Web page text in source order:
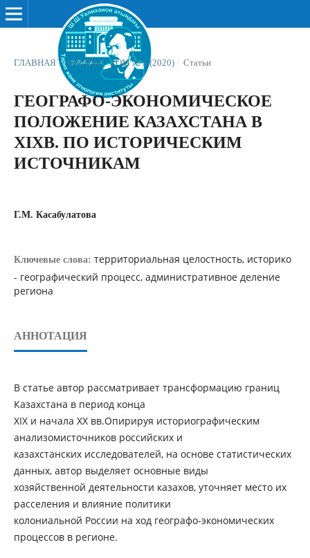
ГЛАВНАЯ / АРХИВЫ / ТОМ № 2 (2020) / Статьи
ГЕОГРАФО-ЭКОНОМИЧЕСКОЕ
ПОЛОЖЕНИЕ КАЗАХСТАНА В
XIXВ. ПО ИСТОРИЧЕСКИМ
ИСТОЧНИКАМ
Г.М. Касабулатова
Ключевые слова: территориальная целостность, историко
- географический процесс, административное деление
региона
АННОТАЦИЯ
В статье автор рассматривает трансформацию границ
Казахстана в период конца
ХІХ и начала ХХ вв.Oпирируя историографическим
анализомисточников российских и
казахстанских исследователей, на основе статистических
данных, автор выделяет основные виды
хозяйственной деятельности казахов, уточняет место их
расселения и влияние политики
колониальной России на ход географо-экономических
процессов в регионе.